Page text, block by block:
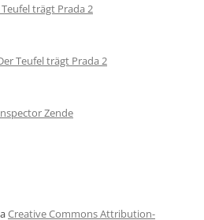
trägt Prada 2
Teufel trägt Prada 2
Zende
Creative Commons Attribution-